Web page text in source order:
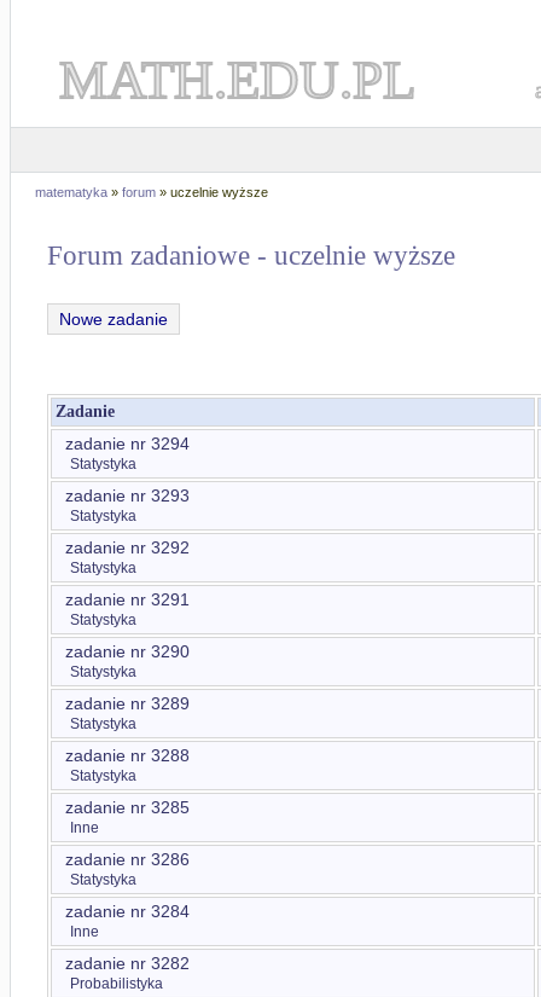
MATH.EDU.PL
matematyka » forum » uczelnie wyższe
Forum zadaniowe - uczelnie wyższe
Nowe zadanie
Zadanie
zadanie nr 3294
Statystyka
zadanie nr 3293
Statystyka
zadanie nr 3292
Statystyka
zadanie nr 3291
Statystyka
zadanie nr 3290
Statystyka
zadanie nr 3289
Statystyka
zadanie nr 3288
Statystyka
zadanie nr 3285
Inne
zadanie nr 3286
Statystyka
zadanie nr 3284
Inne
zadanie nr 3282
Probabilistyka